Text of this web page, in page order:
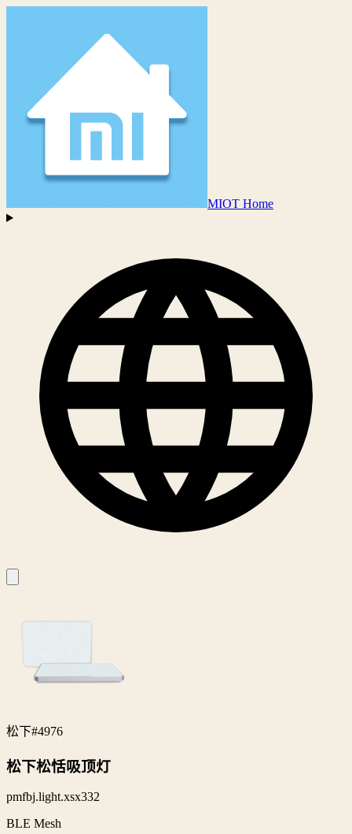
MIOT Home
松下#4976
松下松恬吸顶灯
pmfbj.light.xsx332
BLE Mesh